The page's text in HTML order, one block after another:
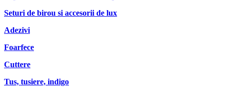
Seturi de birou si accesorii de lux
Adezivi
Foarfece
Cuttere
Tus, tusiere, indigo